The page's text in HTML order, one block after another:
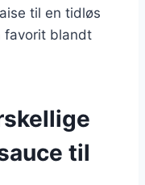
til en tidløs
favorit blandt
til